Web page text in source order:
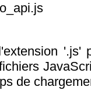
'.js'
de